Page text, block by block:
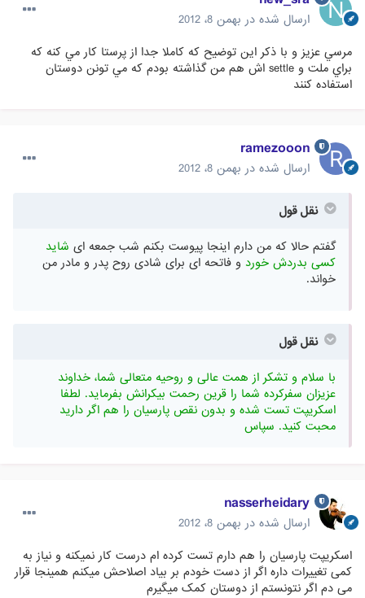
ارسال شده در بهمن 8، 2012
مرسي عزيز و با ذكر اين توضيح كه كاملا جدا از پرستا كار مي كنه كه
براي ملت و settle اش هم من گذاشته بودم كه مي تونن دوستان
استفاده كنند
ramezooon
ارسال شده در بهمن 8، 2012
نقل قول
گفتم حالا که من دارم اینجا پیوست بکنم شب جمعه ای شاید
کسی بدردش خوردو فاتحه ای برای شادی روح پدر و مادر من
خواند.
نقل قول
با سلام و تشکر از همت عالی و روحیه متعالی شما، خداوند
عزیزان سفرکرده شما را قرین رحمت بیکرانش بفرماید. لطفا
اسکریپت تست شده و بدون نقص پارسیان را هم اگر دارید
محبت کنید. سپاس
nasserheidary
ارسال شده در بهمن 8، 2012
اسکریپت پارسیان را هم دارم تست کرده ام درست کار نمیکنه و نیاز به
کمی تغییرات داره اگر از دست خودم بر بیاد اصلاحش میکنم همینجا قرار
می دم اگر نتونستم از دوستان کمک میگیرم